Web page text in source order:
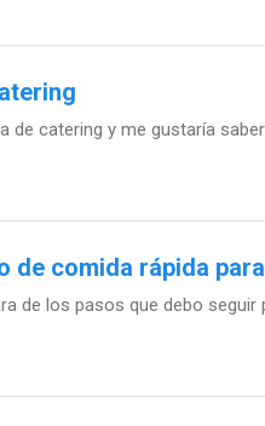
de catering y me gustaría
de comida rápida
de los pasos que debo